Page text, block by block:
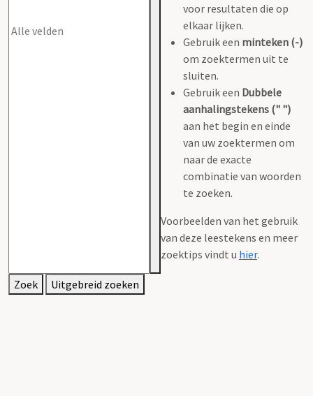
voor resultaten die op
elkaar lijken.
Gebruik een minteken (-)
om zoektermen uit te
sluiten.
Gebruik een Dubbele
aanhalingstekens (" ")
aan het begin en einde
van uw zoektermen om
naar de exacte
combinatie van woorden
te zoeken.
Voorbeelden van het gebruik
van deze leestekens en meer
zoektips vindt u hier.
Zoek Uitgebreid zoeken